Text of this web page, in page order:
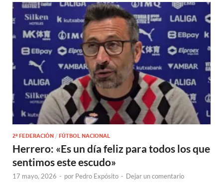
2ª FEDERACIÓN / FÚTBOL NACIONAL
Herrero: «Es un día feliz para todos los que
sentimos este escudo»
17 mayo, 2026 - por Pedro Expósito - Dejar un comentario